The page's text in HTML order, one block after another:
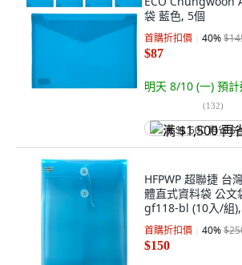
袋 藍色, 5個
首購折扣價 40%
$87
明天 8/10 (一) 預計
(132)
满 $1,500 再省
HFPWP 超聯捷 台
體直式資料袋 公文
gf118-bl (10入/組
首購折扣價 40%
$150